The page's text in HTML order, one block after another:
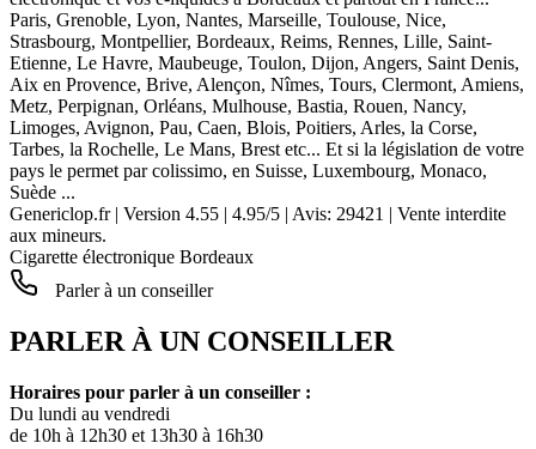
Paris, Grenoble, Lyon, Nantes, Marseille, Toulouse, Nice,
Strasbourg, Montpellier, Bordeaux, Reims, Rennes, Lille, Saint-
Etienne, Le Havre, Maubeuge, Toulon, Dijon, Angers, Saint Denis,
Aix en Provence, Brive, Alençon, Nîmes, Tours, Clermont, Amiens,
Metz, Perpignan, Orléans, Mulhouse, Bastia, Rouen, Nancy,
Limoges, Avignon, Pau, Caen, Blois, Poitiers, Arles, la Corse,
Tarbes, la Rochelle, Le Mans, Brest etc... Et si la législation de votre
pays le permet par colissimo, en Suisse, Luxembourg, Monaco,
Suède ...
Genericlop.fr| Version 4.55 | 4.95/5 | Avis: 29421 | Vente interdite
aux mineurs.
Cigarette électronique Bordeaux
Parler à un conseiller
PARLER À UN CONSEILLER
Horaires pour parler à un conseiller :
Du lundi au vendredi
de 10h à 12h30 et 13h30 à 16h30